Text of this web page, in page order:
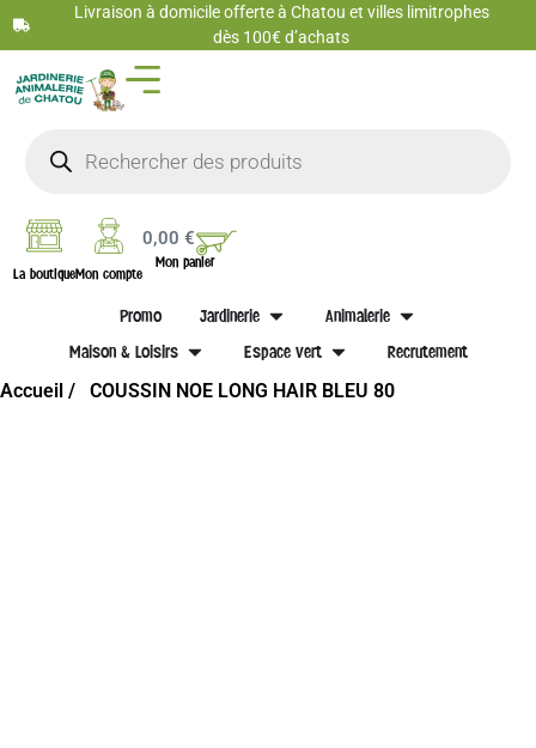
Livraison à domicile offerte à Chatou et villes limitrophes
dès 100€ d’achats
La boutiqueMon compte
0,00€
Mon panier
Promo Jardinerie
Animalerie
Maison & Loisirs
Espace vert Recrutement
Accueil / COUSSIN NOE LONG HAIR BLEU 80